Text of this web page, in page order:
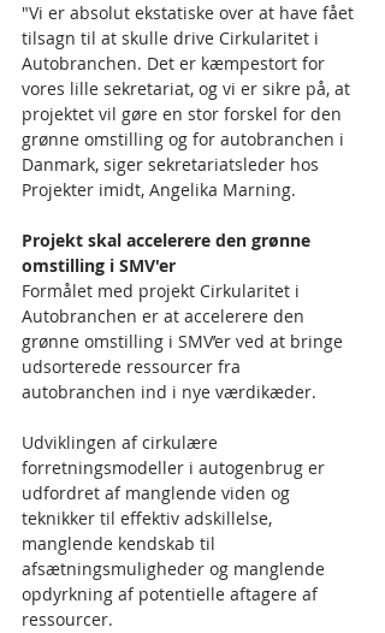
"Vi er absolut ekstatiske over at have fået
tilsagn til at skulle drive Cirkularitet i
Autobranchen. Det er kæmpestort for
vores lille sekretariat, og vi er sikre på, at
projektet vil gøre en stor forskel for den
grønne omstilling og for autobranchen i
Danmark, siger sekretariatsleder hos
Projekter imidt, Angelika Marning.
Projekt skal accelerere den grønne
omstilling i SMV'er
Formålet med projekt Cirkularitet i
Autobranchen er at accelerere den
grønne omstilling i SMV’er ved at bringe
udsorterede ressourcer fra
autobranchen ind i nye værdikæder.
Udviklingen af cirkulære
forretningsmodeller i autogenbrug er
udfordret af manglende viden og
teknikker til effektiv adskillelse,
manglende kendskab til
afsætningsmuligheder og manglende
opdyrkning af potentielle aftagere af
ressourcer.